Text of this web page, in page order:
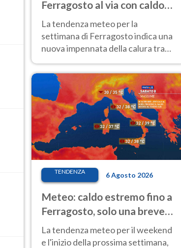
Ferragosto al via con caldo
intenso e qualche temporale
La tendenza meteo per la
settimana di Ferragosto indica una
nuova impennata della calura tra
anche al Nord.
TENDENZA 6 Agosto 2026
Meteo: caldo estremo fino a
Ferragosto, solo una breve
pausa. Ecco dove
La tendenza meteo per il weekend
e l'inizio della prossima settimana,